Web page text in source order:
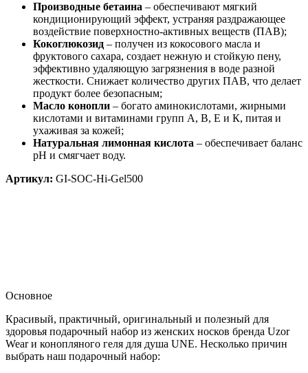
Производные бетаина – обеспечивают мягкий
кондиционирующий эффект, устраняя раздражающее
воздействие поверхностно-активных веществ (ПАВ);
Кокоглюкозид – получен из кокосового масла и
фруктового сахара, создает нежную и стойкую пену,
эффективно удаляющую загрязнения в воде разной
жесткости. Снижает количество других ПАВ, что делает
продукт более безопасным;
Масло конопли – богато аминокислотами, жирными
кислотами и витаминами групп А, В, Е и К, питая и
ухаживая за кожей;
Натуральная лимонная кислота – обеспечивает баланс
pH и смягчает воду.
Артикул: GI-SOC-Hi-Gel500
Основное
Красивый, практичный, оригинальный и полезный для
здоровья подарочный набор из женских носков бренда Uzor
Wear и конопляного геля для душа UNE. Несколько причин
выбрать наш подарочный набор: